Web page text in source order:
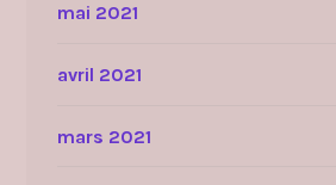
mai 2021
avril 2021
mars 2021